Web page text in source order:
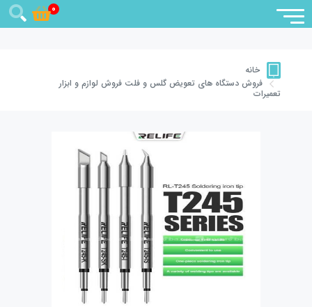
0
خانه
فروش دستگاه های تعویض گلس و فلت فروش لوازم و ابزار
تعمیرات